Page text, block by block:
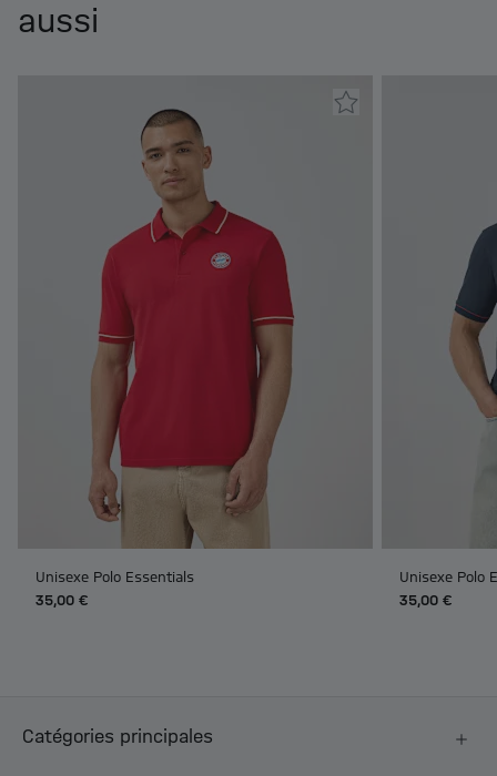
aussi
Unisexe Polo Essentials
35,00 €
Unisexe Polo
35,00 €
Catégories principales